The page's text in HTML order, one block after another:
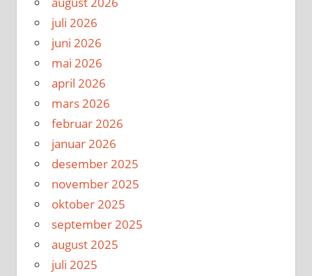
juli 2026
juni 2026
mai 2026
april 2026
mars 2026
februar 2026
januar 2026
desember 2025
november 2025
oktober 2025
september 2025
august 2025
juli 2025